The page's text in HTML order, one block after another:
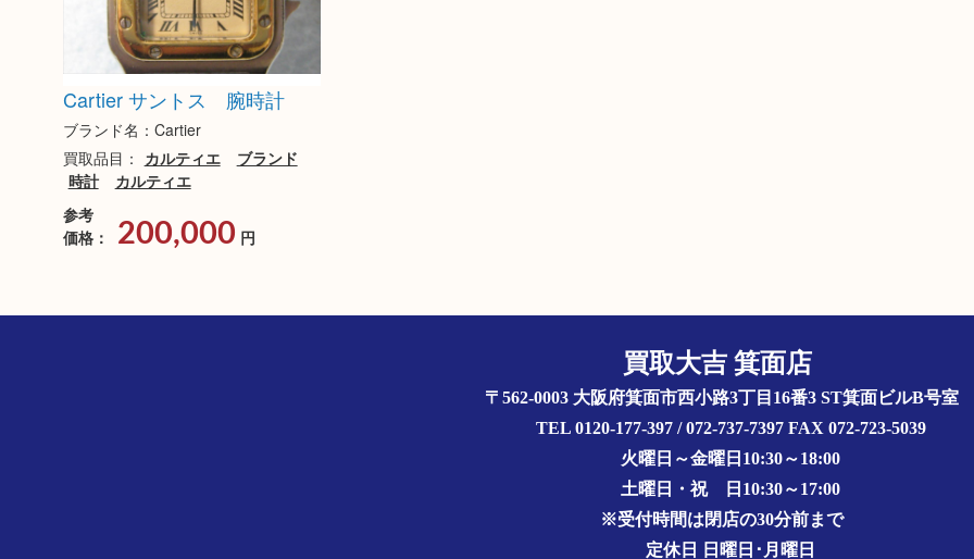
Cartier サントス 腕時計
ブランド名：Cartier
買取品目： カルティエ
ブランド
時計
カルティエ
参考
価格：
200,000 円
買取大吉 箕面店
〒562-0003 大阪府箕面市西小路3丁目16番3 ST箕面ビルB号
TEL 0120-177-397 / 072-737-7397 FAX 072-723-5039
火曜日～金曜日10:30～18:00
土曜日・祝 日10:30～17:00
※受付時間は閉店の30分前まで
定休日 日曜日･月曜日